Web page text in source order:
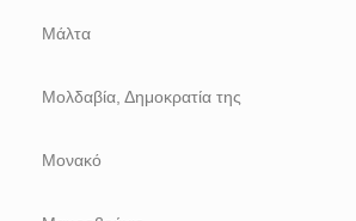
Μάλτα
Μολδαβία, Δημοκρατία της
Μονακό